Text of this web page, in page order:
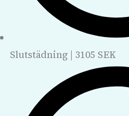
Slutstädning | 3105 SEK